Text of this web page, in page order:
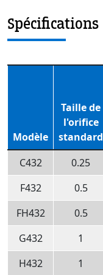
Spécifications
Modèle
Taille de
l'orifice
standard
C432
0.25
F432
0.5
FH432
0.5
G432
1
H432
1